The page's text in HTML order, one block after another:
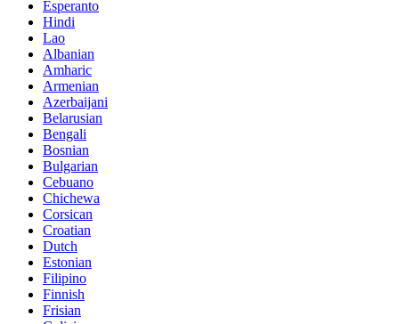
Esperanto
Hindi
Lao
Albanian
Amharic
Armenian
Azerbaijani
Belarusian
Bengali
Bosnian
Bulgarian
Cebuano
Chichewa
Corsican
Croatian
Dutch
Estonian
Filipino
Finnish
Frisian